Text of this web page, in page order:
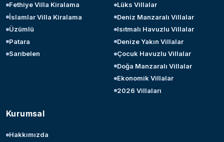
Fethiye Villa Kiralama
İslamlar Villa Kiralama
Üzümlü
Patara
Sarıbelen
Lüks Villalar
Deniz Manzaralı Villalar
Isıtmalı Havuzlu Villalar
Denize Yakın Villalar
Çocuk Havuzlu Villalar
Doğa Manzaralı Villalar
Ekonomik Villalar
2026 Villaları
Kurumsal
Hakkımızda